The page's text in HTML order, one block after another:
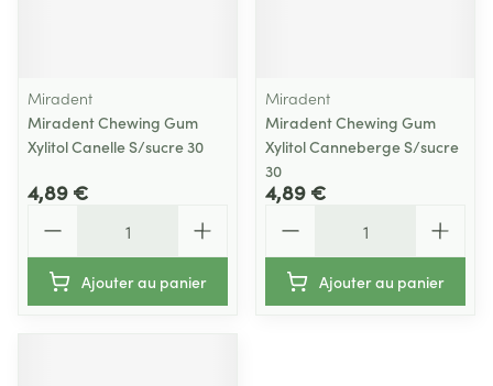
Miradent
Miradent Chewing Gum
Xylitol Canelle S/sucre 30
4,89 €
Ajouter au panier
Miradent
Miradent Chewing Gum
Xylitol Canneberge S/sucre
30
4,89 €
Ajouter au panier